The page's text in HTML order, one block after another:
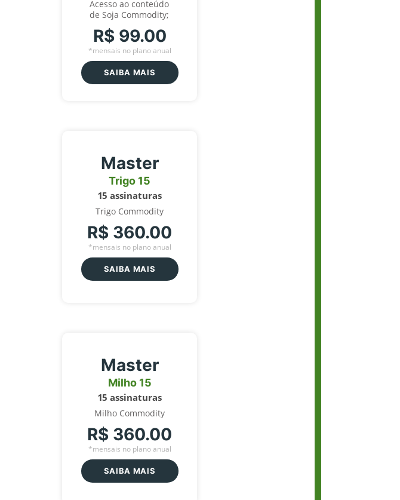
Acesso ao conteúdo
de Soja Commodity;
R$ 99.00
*mensais no plano anual
SAIBA MAIS
Master
Trigo 15
15 assinaturas
Trigo Commodity
R$ 360.00
*mensais no plano anual
SAIBA MAIS
Master
Milho 15
15 assinaturas
Milho Commodity
R$ 360.00
*mensais no plano anual
SAIBA MAIS